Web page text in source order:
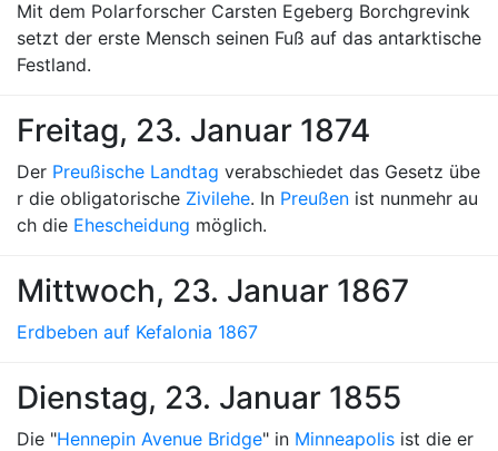
Mit dem Polarforscher Carsten Egeberg Borchgrevink
setzt der erste Mensch seinen Fuß auf das antarktische
Festland.
Freitag, 23. Januar 1874
Der Preußische Landtag verabschiedet das Gesetz übe
r die obligatorische Zivilehe. In Preußen ist nunmehr au
ch die Ehescheidung möglich.
Mittwoch, 23. Januar 1867
Erdbeben auf Kefalonia 1867
Dienstag, 23. Januar 1855
Die "Hennepin Avenue Bridge" in Minneapolis ist die er